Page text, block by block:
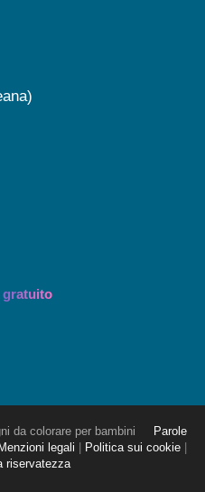
gratuito
da colorare per bambini
Parole
Menzioni legali Politica sui cookie
riservatezza